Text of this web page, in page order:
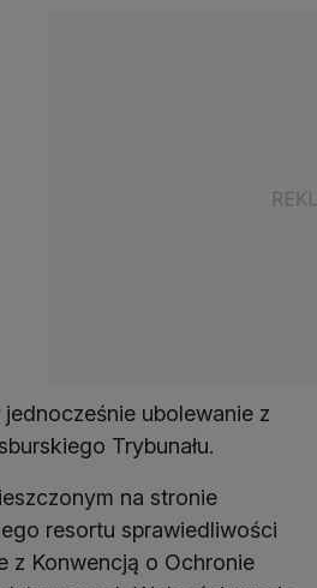
ubolewanie z
Trybunału.
na stronie
resortu sprawiedliwości
z Konwencją o Ochronie